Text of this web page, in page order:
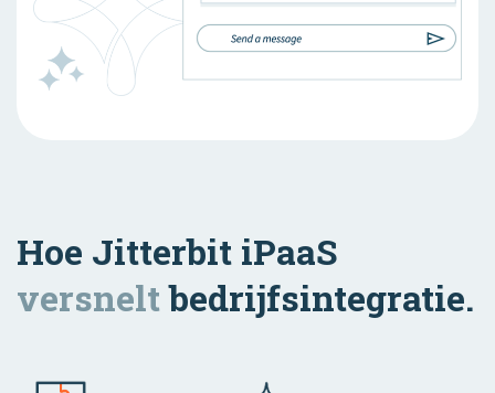
Hoe Jitterbit iPaaS
versneltbedrijfsintegratie.